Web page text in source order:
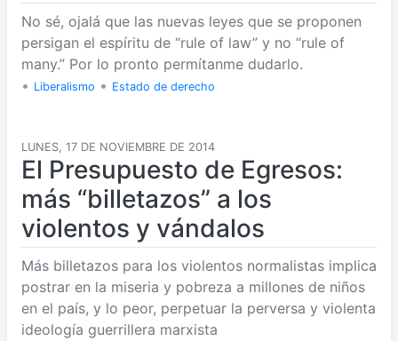
No sé, ojalá que las nuevas leyes que se proponen
persigan el espíritu de “rule of law” y no “rule of
many.” Por lo pronto permítanme dudarlo.
• Liberalismo • Estado de derecho
LUNES, 17 DE NOVIEMBRE DE 2014
El Presupuesto de Egresos:
más “billetazos” a los
violentos y vándalos
Más billetazos para los violentos normalistas implica
postrar en la miseria y pobreza a millones de niños
en el país, y lo peor, perpetuar la perversa y violenta
ideología guerrillera marxista